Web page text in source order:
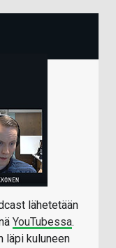
lähetetään
YouTubessa.
läpi kuluneen